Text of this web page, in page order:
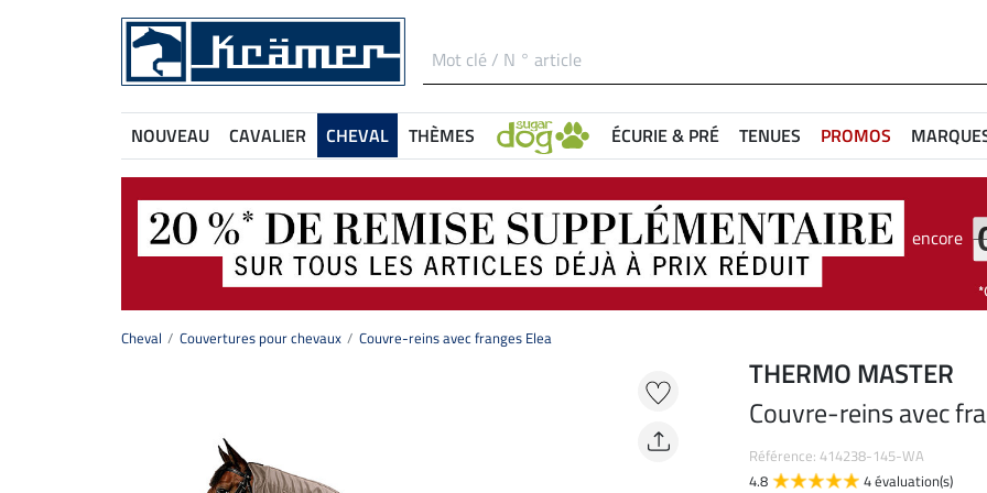
NOUVEAU CAVALIER CHEVAL THÈMES ÉCURIE & PRÉ TENUES PROMOS
encore
Cheval Couvertures pour chevaux Couvre-reins avec franges Elea
THERMO MASTER
Couvre-reins avec
Référence: 414238-145-WA
4.8
4 évaluation(s)